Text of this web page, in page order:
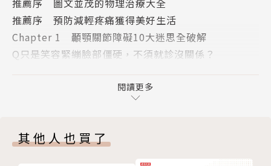
除了協助釐清疼痛之因，還提供自我檢測顳顎關節的功
能性，詳細說明顳顎關節與肌肉、骨骼的關聯性，建立
正確的顳顎關節保健知識。
顳顎關節治療權威潘明德，從執業20多年的臨床病歷
的復健動作、保養及正確姿勢技巧，學會保護顳顎關節
推薦序 圖文並茂的物理治療大全
推薦序 預防減輕疼痛獲得美好生活
Chapter 1 顳顎關節障礙10大迷思全破解
Q只是笑容緊繃臉部僵硬，不須就診沒關係？
Q追劇、打遊戲、滑手機，烏龜脖正常不須擔心？
Q咬嘴唇、咬鉛筆、咬指甲，天生習慣不用緊張？
Q閱讀障礙，看書會跳字，天生的只能認命嗎？
Q不只吃東西覺得好累，吞嚥還很困難，怎麼做才能康
閱讀更多
其他人也買了